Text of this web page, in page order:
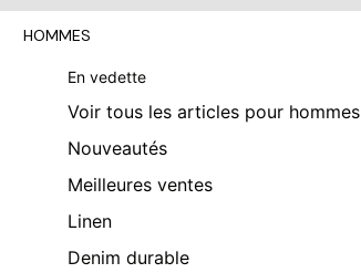
HOMMES
En vedette
Voir tous les articles pour hommes
Nouveautés
Meilleures ventes
Linen
Denim durable